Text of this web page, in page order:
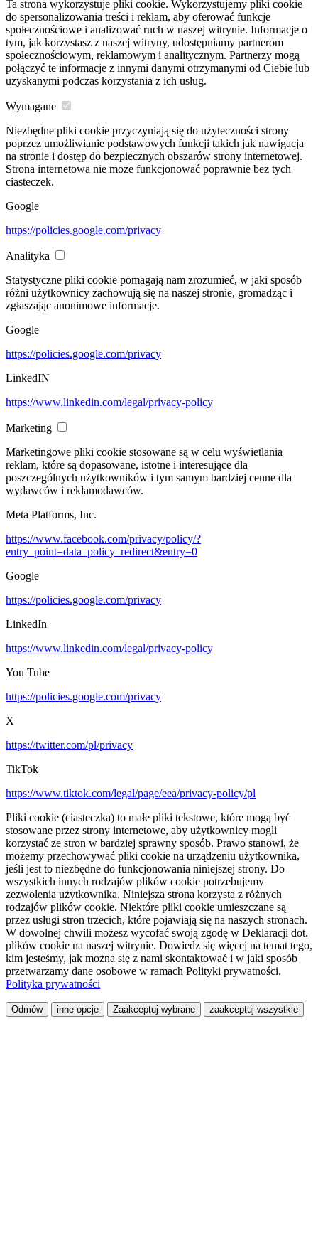
Ta strona wykorzystuje pliki cookie. Wykorzystujemy pliki cookie
do spersonalizowania treści i reklam, aby oferować funkcje
społecznościowe i analizować ruch w naszej witrynie. Informacje o
tym, jak korzystasz z naszej witryny, udostępniamy partnerom
społecznościowym, reklamowym i analitycznym. Partnerzy mogą
połączyć te informacje z innymi danymi otrzymanymi od Ciebie lub
uzyskanymi podczas korzystania z ich usług.
Wymagane
Niezbędne pliki cookie przyczyniają się do użyteczności strony
poprzez umożliwianie podstawowych funkcji takich jak nawigacja
na stronie i dostęp do bezpiecznych obszarów strony internetowej.
Strona internetowa nie może funkcjonować poprawnie bez tych
ciasteczek.
Google
https://policies.google.com/privacy
Analityka
Statystyczne pliki cookie pomagają nam zrozumieć, w jaki sposób
różni użytkownicy zachowują się na naszej stronie, gromadząc i
zgłaszając anonimowe informacje.
Google
https://policies.google.com/privacy
LinkedIN
https://www.linkedin.com/legal/privacy-policy
Marketing
Marketingowe pliki cookie stosowane są w celu wyświetlania
reklam, które są dopasowane, istotne i interesujące dla
poszczególnych użytkowników i tym samym bardziej cenne dla
wydawców i reklamodawców.
Meta Platforms, Inc.
https://www.facebook.com/privacy/policy/?
entry_point=data_policy_redirect&entry=0
Google
https://policies.google.com/privacy
LinkedIn
https://www.linkedin.com/legal/privacy-policy
You Tube
https://policies.google.com/privacy
X
https://twitter.com/pl/privacy
TikTok
https://www.tiktok.com/legal/page/eea/privacy-policy/pl
Pliki cookie (ciasteczka) to małe pliki tekstowe, które mogą być
stosowane przez strony internetowe, aby użytkownicy mogli
korzystać ze stron w bardziej sprawny sposób. Prawo stanowi, że
możemy przechowywać pliki cookie na urządzeniu użytkownika,
jeśli jest to niezbędne do funkcjonowania niniejszej strony. Do
wszystkich innych rodzajów plików cookie potrzebujemy
zezwolenia użytkownika. Niniejsza strona korzysta z różnych
rodzajów plików cookie. Niektóre pliki cookie umieszczane są
przez usługi stron trzecich, które pojawiają się na naszych stronach.
W dowolnej chwili możesz wycofać swoją zgodę w Deklaracji dot.
plików cookie na naszej witrynie. Dowiedz się więcej na temat tego,
kim jesteśmy, jak można się z nami skontaktować i w jaki sposób
przetwarzamy dane osobowe w ramach Polityki prywatności.
Polityka prywatności
Odmów inne opcje Zaakceptuj wybrane zaakceptuj wszystkie